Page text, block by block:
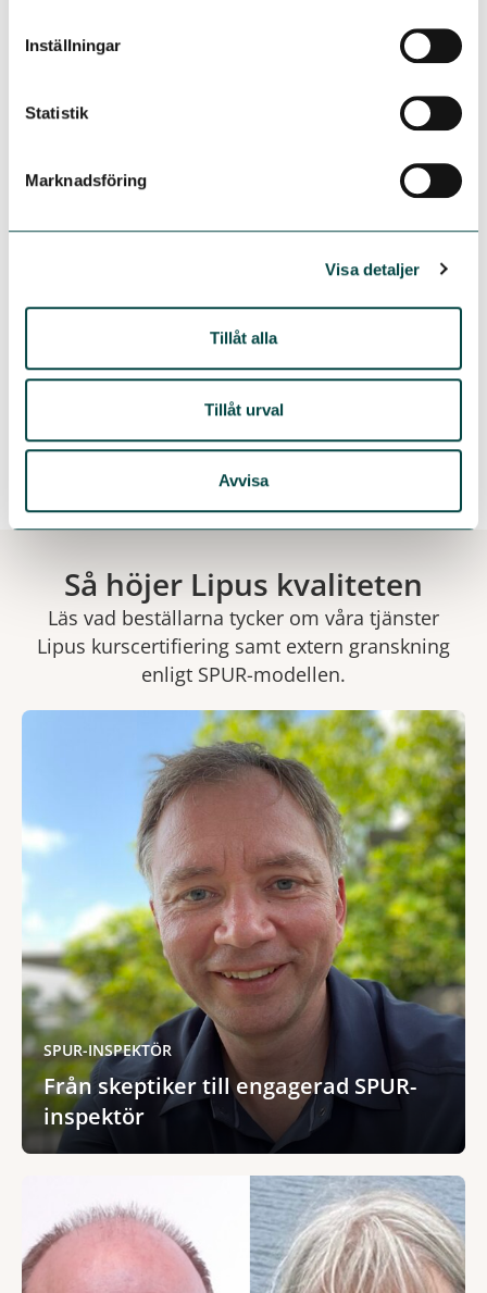
Inställningar
Statistik
Marknadsföring
Visa detaljer
Tillåt alla
Tillåt urval
Avvisa
förutsättningar att bedriva ST-utbildning
av specialitetsföreningen och utbildas av
SPUR-samordnare:
specialitetsföreningen och samordnar
och fördelar SPUR-granskningar inom den
Att en enhet redan innan
granskningen ägt rum säkerställer att
förutsättningarna finns för att bedriva en
god ST-utbildning.
Vill du veta mer om hur man blir SPUR-inspektör? Läs mer
Så höjer Lipus kvaliteten
Läs vad beställarna tycker om våra tjänster
Lipus kurscertifiering samt extern granskning
enligt SPUR-modellen.
SPUR-INSPEKTÖR
Från skeptiker till engagerad SPUR-
inspektör